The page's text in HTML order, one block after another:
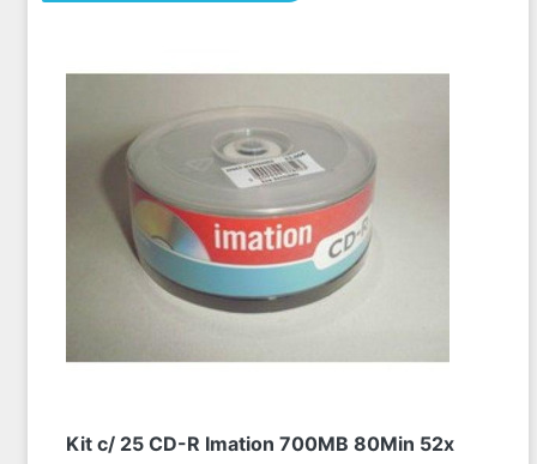
Kit c/ 25 CD-R Imation 700MB 80Min 52x